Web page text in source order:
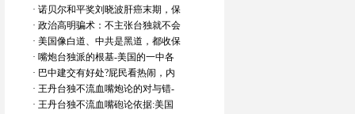
· 诺贝尔和平奖刘晓波肝癌末期，保
· 政治高明骗术：不主张台独就不会
· 美国像白道、中共是黑道，都收保
· 嘴炮台独派的根基-美国的一中各
· 巴中建交有好处?屁民看热闹，内
· 王丹台独不流血嘴炮论的对与错-
· 王丹台独不流血嘴砲论依据:美国